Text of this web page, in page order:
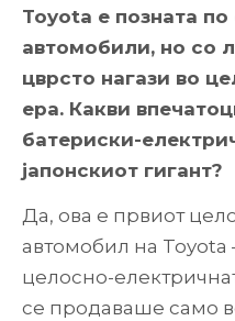
Toyota е позната
автомобили, но со
цврсто нагази во
ера. Какви
батериски-
јапонскиот гигант?
Да, ова е првиот
автомобил нa Toyota
целосно-
се продаваше само